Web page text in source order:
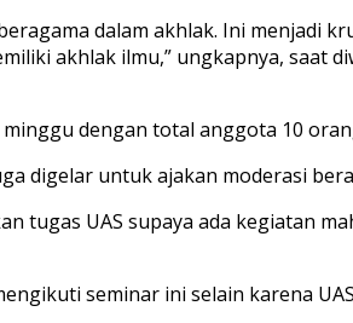
dalam akhlak. Ini menjadi
akhlak ilmu,” ungkapnya, saat
minggu dengan total anggota 10
digelar untukajakan moderasi
tugas UAS supaya ada kegiatan
seminar ini selain karena